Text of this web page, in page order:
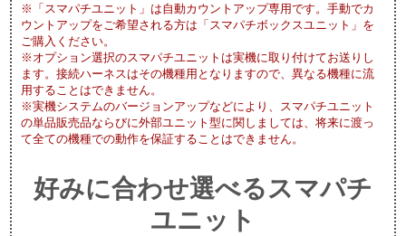
※「スマパチユニット」は自動カウントアップ専用です。手動でカ
ウントアップをご希望される方は「スマパチボックスユニット」を
ご購入ください。
※オプション選択のスマパチユニットは実機に取り付けてお送りし
ます。接続ハーネスはその機種用となりますので、異なる機種に流
用することはできません。
※実機システムのバージョンアップなどにより、スマパチユニット
の単品販売品ならびに外部ユニット型に関しましては、将来に渡っ
て全ての機種での動作を保証することはできません。
好みに合わせ選べるスマパチ
ユニット